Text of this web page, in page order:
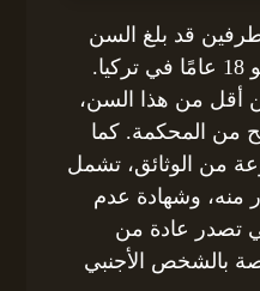
قد بلغ السن
القانوني للزواج، والذي هو 18 عامًا في تركيا.
أقل من هذا السن،
من المحكمة. كما
من الوثائق، تشمل
منه، وشهادة عدم
تصدر عادة من
بالشخص الأجنبي